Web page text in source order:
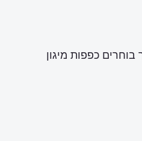
כפפות מיגון